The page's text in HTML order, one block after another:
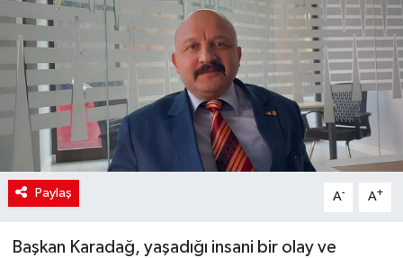
Paylaş A- A+
Başkan Karadağ, yaşadığı insani bir olay ve